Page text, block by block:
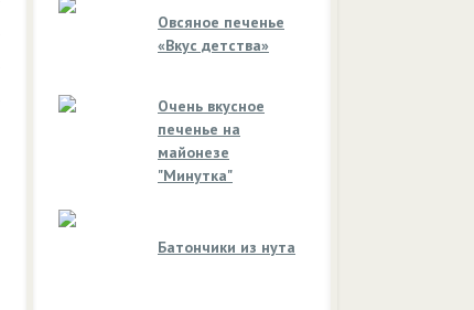
Овсяное печенье
«Вкус детства»
Очень вкусное
печенье на
майонезе
"Минутка"
Батончики из нута